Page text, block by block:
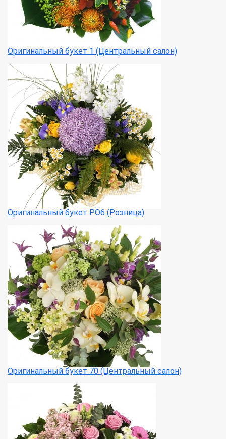
Оригинальный букет 1 (Центральный салон)
Оригинальный букет РО6 (Розница)
Оригинальный букет 70 (Центральный салон)